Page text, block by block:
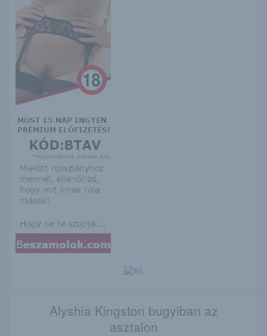
Alyshia Kingston bugyiban az
asztalon